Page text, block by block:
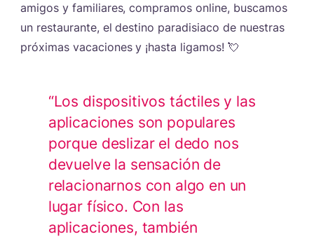
amigos y familiares, compramos online, buscamos
un restaurante, el destino paradisiaco de nuestras
próximas vacaciones y ¡hasta ligamos! 💘
“Los dispositivos táctiles y las
aplicaciones son populares
porque deslizar el dedo nos
devuelve la sensación de
relacionarnos con algo en un
lugar físico. Con las
aplicaciones, también